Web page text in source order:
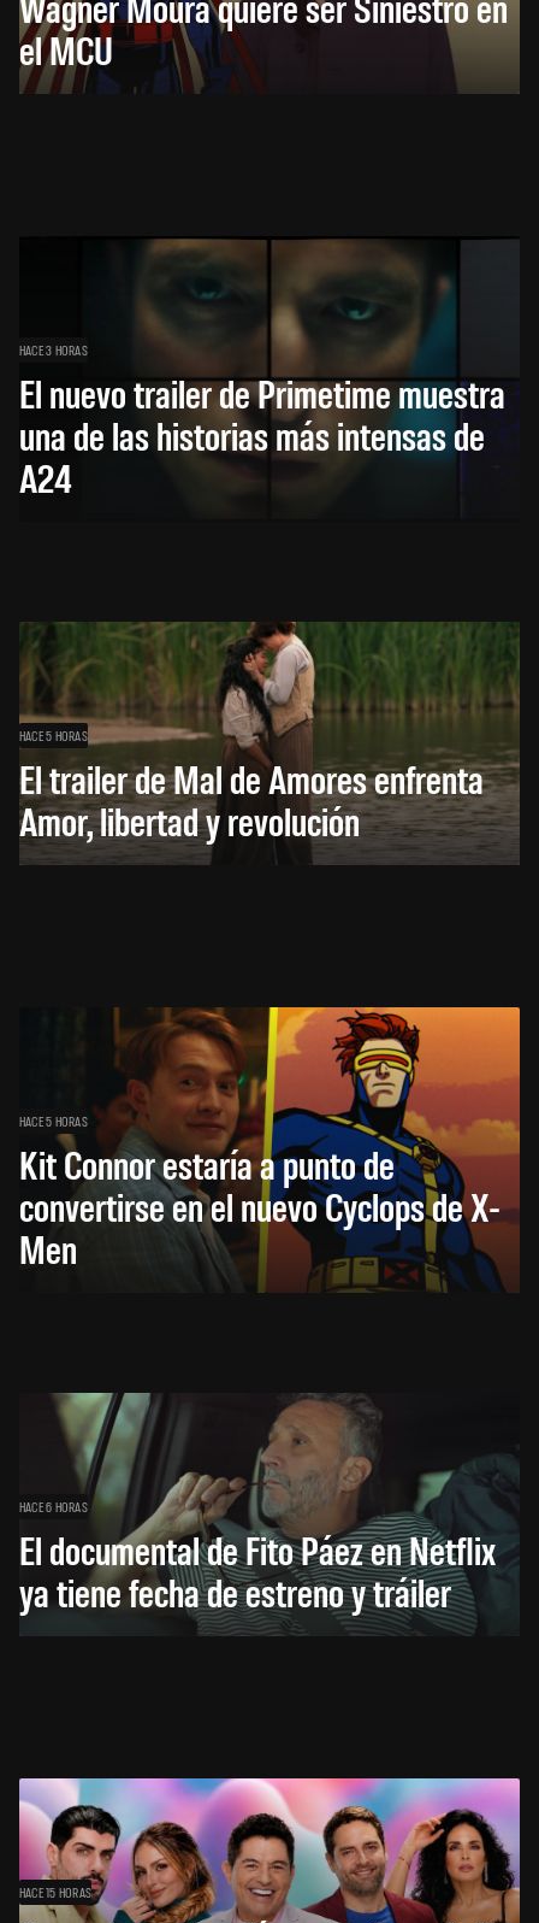
el MCU
HACE 3 HORAS
El nuevo trailer de Primetime muestra
una de las historias más intensas de
A24
HACE 5 HORAS
El trailer de Mal de Amores enfrenta
Amor, libertad y revolución
HACE 5 HORAS
Kit Connor estaría a punto de
convertirse en el nuevo Cyclops de X-
Men
HACE 6 HORAS
El documental de Fito Páez en Netflix
ya tiene fecha de estreno y tráiler
HACE 15 HORAS